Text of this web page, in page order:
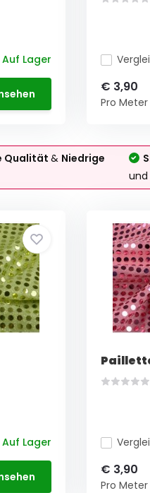
Auf Lager
€ 3,90
Pro Meter
Qualität& Niedrige
und
Auf Lager
€ 3,90
Pro Meter